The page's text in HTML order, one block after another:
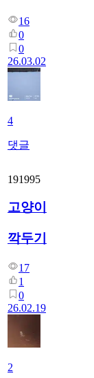
16
0
0
26.03.02
4
댓글
191995
고양이
깍두기
17
1
0
26.02.19
2